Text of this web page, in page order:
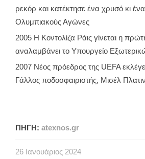
ρεκόρ και κατέκτησε ένα χρυσό κι
Ολυμπιακούς Αγώνες
2005 Η Κοντολίζα Ράις γίνεται η
αναλαμβάνει το Υπουργείο
2007 Νέος πρόεδρος της UEFA
Γάλλος ποδοσφαιριστής, Μισέλ
ΠΗΓΗ: atexnos.gr
26 Ιανουάριος 2024